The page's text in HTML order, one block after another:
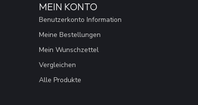
MEIN KONTO
Benutzerkonto Information
Meine Bestellungen
Mein Wunschzettel
Vergleichen
Alle Produkte